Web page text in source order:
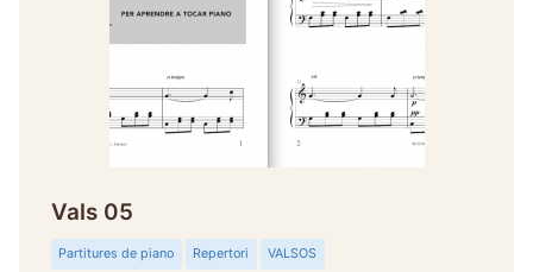
Vals 05
Partitures de piano Repertori VALSOS